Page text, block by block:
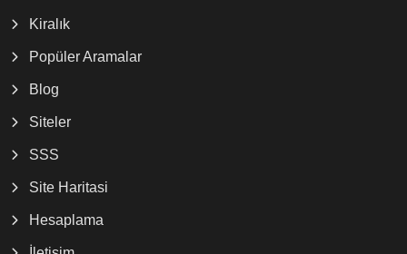
Kiralık
Popüler Aramalar
Blog
Siteler
SSS
Site Haritasi
Hesaplama